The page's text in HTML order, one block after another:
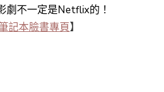
劇不一定是Netflix的！
記本臉書專頁】